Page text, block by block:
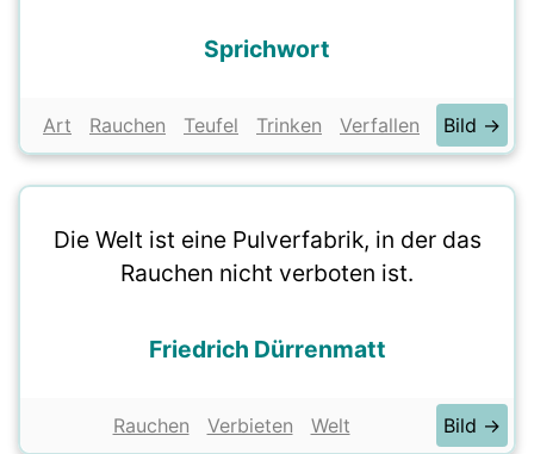
Sprichwort
Art Rauchen Teufel Trinken Verfallen Bild →
Die Welt ist eine Pulverfabrik, in der das
Rauchen nicht verboten ist.
Friedrich Dürrenmatt
Rauchen Verbieten Welt Bild →